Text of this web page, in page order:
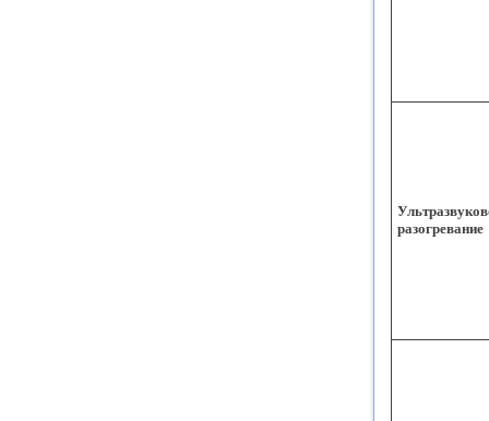
разогревание